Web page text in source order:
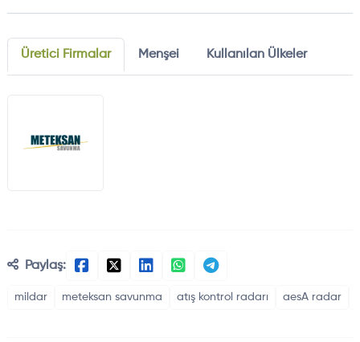
Üretici Firmalar Menşei Kullanılan Ülkeler
Paylaş:
mildar meteksan savunma atış kontrol radarı aesA radar